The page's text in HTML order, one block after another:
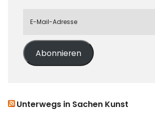
Abonnieren
Unterwegs in Sachen Kunst